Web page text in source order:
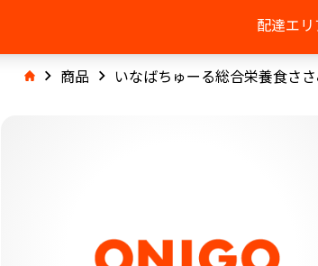
配達エリ
商品 いなばちゅーる総合栄養食さ